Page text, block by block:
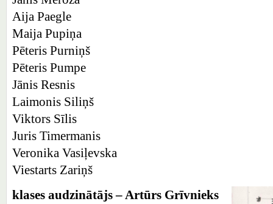
Aija Paegle
Maija Pupiņa
Pēteris Purniņš
Pēteris Pumpe
Jānis Resnis
Laimonis Siliņš
Viktors Sīlis
Juris Timermanis
Veronika Vasiļevska
Viestarts Zariņš
klases audzinātājs – Artūrs Grīvnieks